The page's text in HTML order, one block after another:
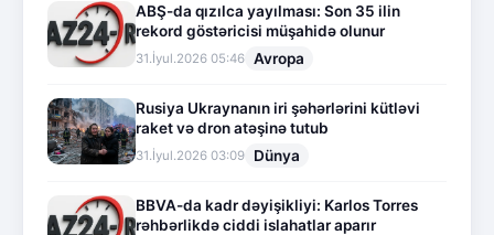
ABŞ-da qızılca yayılması: Son 35 ilin
rekord göstəricisi müşahidə olunur
31.İyul.2026 05:46 Avropa
Rusiya Ukraynanın iri şəhərlərini kütləvi
raket və dron atəşinə tutub
31.İyul.2026 03:09 Dünya
BBVA-da kadr dəyişikliyi: Karlos Torres
rəhbərlikdə ciddi islahatlar aparır